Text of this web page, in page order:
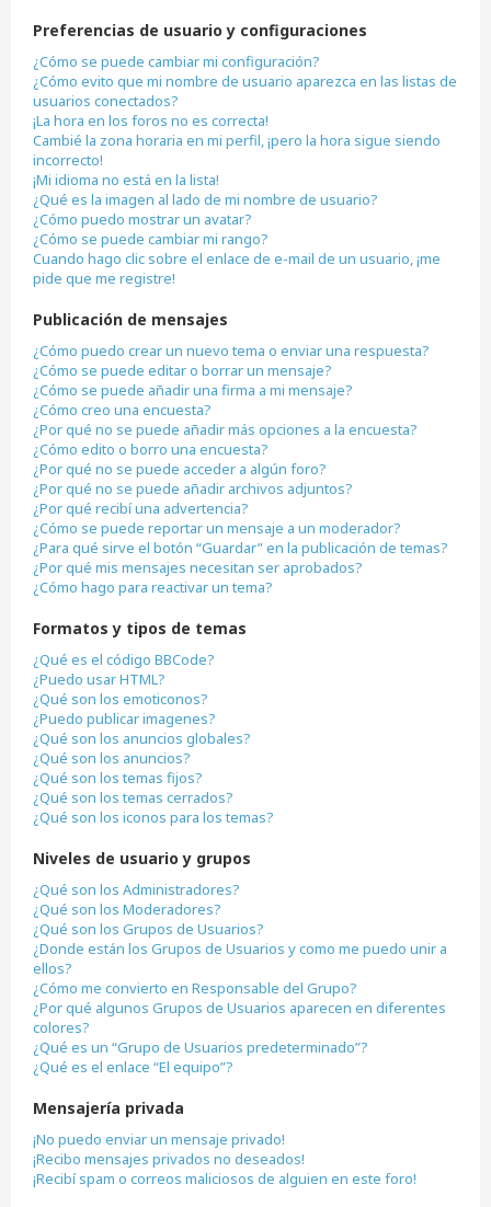
Preferencias de usuario y configuraciones
¿Cómo se puede cambiar mi configuración?
¿Cómo evito que mi nombre de usuario aparezca en las listas de
usuarios conectados?
¡La hora en los foros no es correcta!
Cambié la zona horaria en mi perfil, ¡pero la hora sigue siendo
incorrecto!
¡Mi idioma no está en la lista!
¿Qué es la imagen al lado de mi nombre de usuario?
¿Cómo puedo mostrar un avatar?
¿Cómo se puede cambiar mi rango?
Cuando hago clic sobre el enlace de e-mail de un usuario, ¡me
pide que me registre!
Publicación de mensajes
¿Cómo puedo crear un nuevo tema o enviar una respuesta?
¿Cómo se puede editar o borrar un mensaje?
¿Cómo se puede añadir una firma a mi mensaje?
¿Cómo creo una encuesta?
¿Por qué no se puede añadir más opciones a la encuesta?
¿Cómo edito o borro una encuesta?
¿Por qué no se puede acceder a algún foro?
¿Por qué no se puede añadir archivos adjuntos?
¿Por qué recibí una advertencia?
¿Cómo se puede reportar un mensaje a un moderador?
¿Para qué sirve el botón “Guardar” en la publicación de temas?
¿Por qué mis mensajes necesitan ser aprobados?
¿Cómo hago para reactivar un tema?
Formatos y tipos de temas
¿Qué es el código BBCode?
¿Puedo usar HTML?
¿Qué son los emoticonos?
¿Puedo publicar imagenes?
¿Qué son los anuncios globales?
¿Qué son los anuncios?
¿Qué son los temas fijos?
¿Qué son los temas cerrados?
¿Qué son los iconos para los temas?
Niveles de usuario y grupos
¿Qué son los Administradores?
¿Qué son los Moderadores?
¿Qué son los Grupos de Usuarios?
¿Donde están los Grupos de Usuarios y como me puedo unir a
ellos?
¿Cómo me convierto en Responsable del Grupo?
¿Por qué algunos Grupos de Usuarios aparecen en diferentes
colores?
¿Qué es un “Grupo de Usuarios predeterminado”?
¿Qué es el enlace “El equipo”?
Mensajería privada
¡No puedo enviar un mensaje privado!
¡Recibo mensajes privados no deseados!
¡Recibí spam o correos maliciosos de alguien en este foro!